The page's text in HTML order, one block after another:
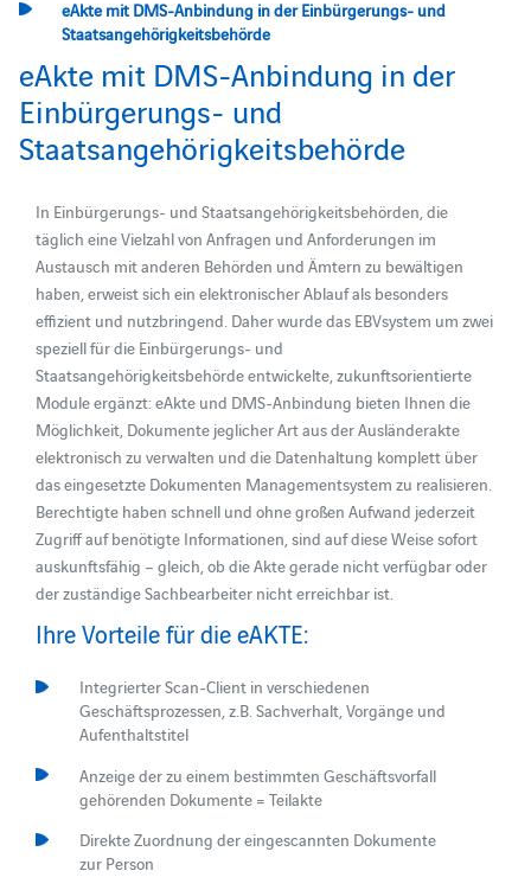
eAkte mit DMS-Anbindung in der Einbürgerungs- und
Staatsangehörigkeitsbehörde
eAkte mit DMS-Anbindung in der
Einbürgerungs- und
Staatsangehörigkeitsbehörde
In Einbürgerungs- und Staatsangehörigkeitsbehörden, die
täglich eine Vielzahl von Anfragen und Anforderungen im
Austausch mit anderen Behörden und Ämtern zu bewältigen
haben, erweist sich ein elektronischer Ablauf als besonders
effizient und nutzbringend. Daher wurde das EBVsystem um zwei
speziell für die Einbürgerungs- und
Staatsangehörigkeitsbehörde entwickelte, zukunftsorientierte
Module ergänzt: eAkte und DMS-Anbindung bieten Ihnen die
Möglichkeit, Dokumente jeglicher Art aus der Ausländerakte
elektronisch zu verwalten und die Datenhaltung komplett über
das eingesetzte Dokumenten Managementsystem zu realisieren.
Berechtigte haben schnell und ohne großen Aufwand jederzeit
Zugriff auf benötigte Informationen, sind auf diese Weise sofort
auskunftsfähig – gleich, ob die Akte gerade nicht verfügbar oder
der zuständige Sachbearbeiter nicht erreichbar ist.
Ihre Vorteile für die eAKTE:
Integrierter Scan-Client in verschiedenen
Geschäftsprozessen, z.B. Sachverhalt, Vorgänge und
Aufenthaltstitel
Anzeige der zu einem bestimmten Geschäftsvorfall
gehörenden Dokumente = Teilakte
Direkte Zuordnung der eingescannten Dokumente
zur Person